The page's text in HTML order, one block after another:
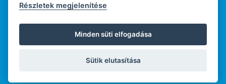
WEBDESIGN
WEBFEJLESZTŐ
Részletek megjelenítése
Minden süti elfogadása
Sütik elutasítása